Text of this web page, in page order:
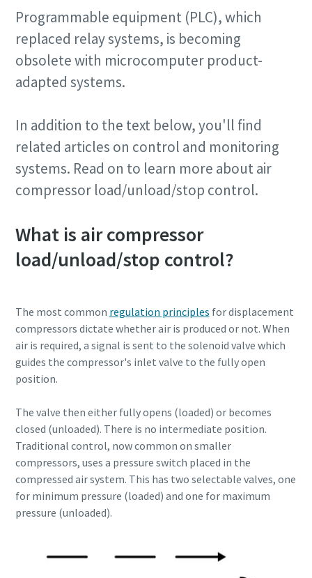
10 pasos hacia una producción más ecológica y
Reducción de la huella de carbono para una producción
ecológica: todo lo que necesita saber
Obtenga más información
Programmable equipment (PLC), which
replaced relay systems, is becoming
obsolete with microcomputer product-
adapted systems.
In addition to the text below, you'll find
related articles on control and monitoring
systems. Read on to learn more about air
compressor load/unload/stop control.
What is air compressor
load/unload/stop control?
The most common regulation principles for displacement
compressors dictate whether air is produced or not. When
air is required, a signal is sent to the solenoid valve which
guides the compressor's inlet valve to the fully open
position.
The valve then either fully opens (loaded) or becomes
closed (unloaded). There is no intermediate position.
Traditional control, now common on smaller
compressors, uses a pressure switch placed in the
compressed air system. This has two selectable valves, one
for minimum pressure (loaded) and one for maximum
pressure (unloaded).